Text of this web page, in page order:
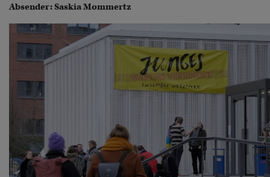
Absender: Saskia Mommertz